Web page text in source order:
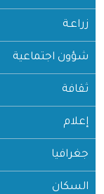
زراعـة
شؤون اجتماعية
ثقافة
إعلام
جغرافيا
السكان